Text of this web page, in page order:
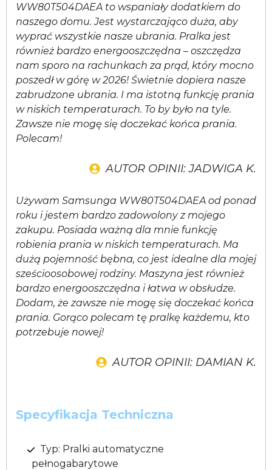
WW80T504DAEA to wspaniały dodatkiem do
naszego domu. Jest wystarczająco duża, aby
wyprać wszystkie nasze ubrania. Pralka jest
również bardzo energooszczędna – oszczędza
nam sporo na rachunkach za prąd, który mocno
poszedł w górę w 2026! Świetnie dopiera nasze
zabrudzone ubrania. I ma istotną funkcję prania
w niskich temperaturach. To by było na tyle.
Zawsze nie mogę się doczekać końca prania.
Polecam!
AUTOR OPINII: JADWIGA K.
Używam Samsunga WW80T504DAEA od ponad
roku i jestem bardzo zadowolony z mojego
zakupu. Posiada ważną dla mnie funkcję
robienia prania w niskich temperaturach. Ma
dużą pojemność bębna, co jest idealne dla mojej
sześcioosobowej rodziny. Maszyna jest również
bardzo energooszczędna i łatwa w obsłudze.
Dodam, że zawsze nie mogę się doczekać końca
prania. Gorąco polecam tę pralkę każdemu, kto
potrzebuje nowej!
AUTOR OPINII: DAMIAN K.
Specyfikacja Techniczna
Typ: Pralki automatyczne
pełnogabarytowe